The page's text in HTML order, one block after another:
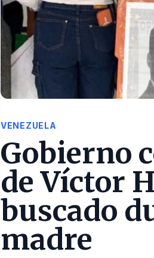
VENEZUELA
Gobierno
de Víctor
buscado
madre